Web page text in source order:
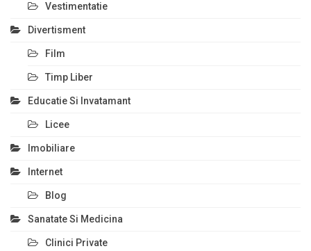
Vestimentatie
Divertisment
Film
Timp Liber
Educatie Si Invatamant
Licee
Imobiliare
Internet
Blog
Sanatate Si Medicina
Clinici Private